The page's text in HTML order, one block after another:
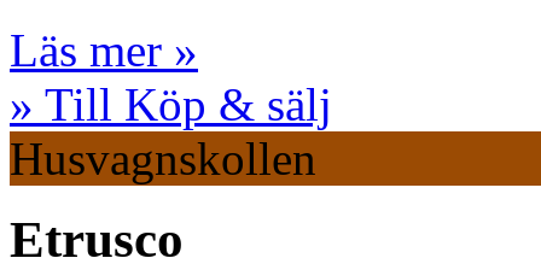
Läs mer »
» Till Köp & sälj
Husvagnskollen
Etrusco